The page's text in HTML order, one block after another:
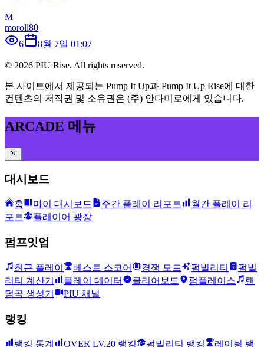
M
moroll80
6
8월 7일 01:07
© 2026 PIU Rise. All rights reserved.
본 사이트에서 제공되는 Pump It Up과 Pump It Up Rise에 대한
컨텐츠의 저작권 및 소유권은 (주) 안다미로에게 있습니다.
ARCADE 메뉴
대시보드
홈 마이 대시보드 주간 플레이 리포트
월간 플레이 리
포트
플레이어 광장
펌프잇업
최근 플레이 베스트 스코어 경쟁 모드 펌빌리티
펌빌
리티 계산기
플레이 데이터 클리어보드 펌플레이스
랜
덤곡 생성기
PIU 채널
랭킹
랭킹 통계 OVER LV.20 랭킹 펌빌리티 랭킹 레이팅 랭